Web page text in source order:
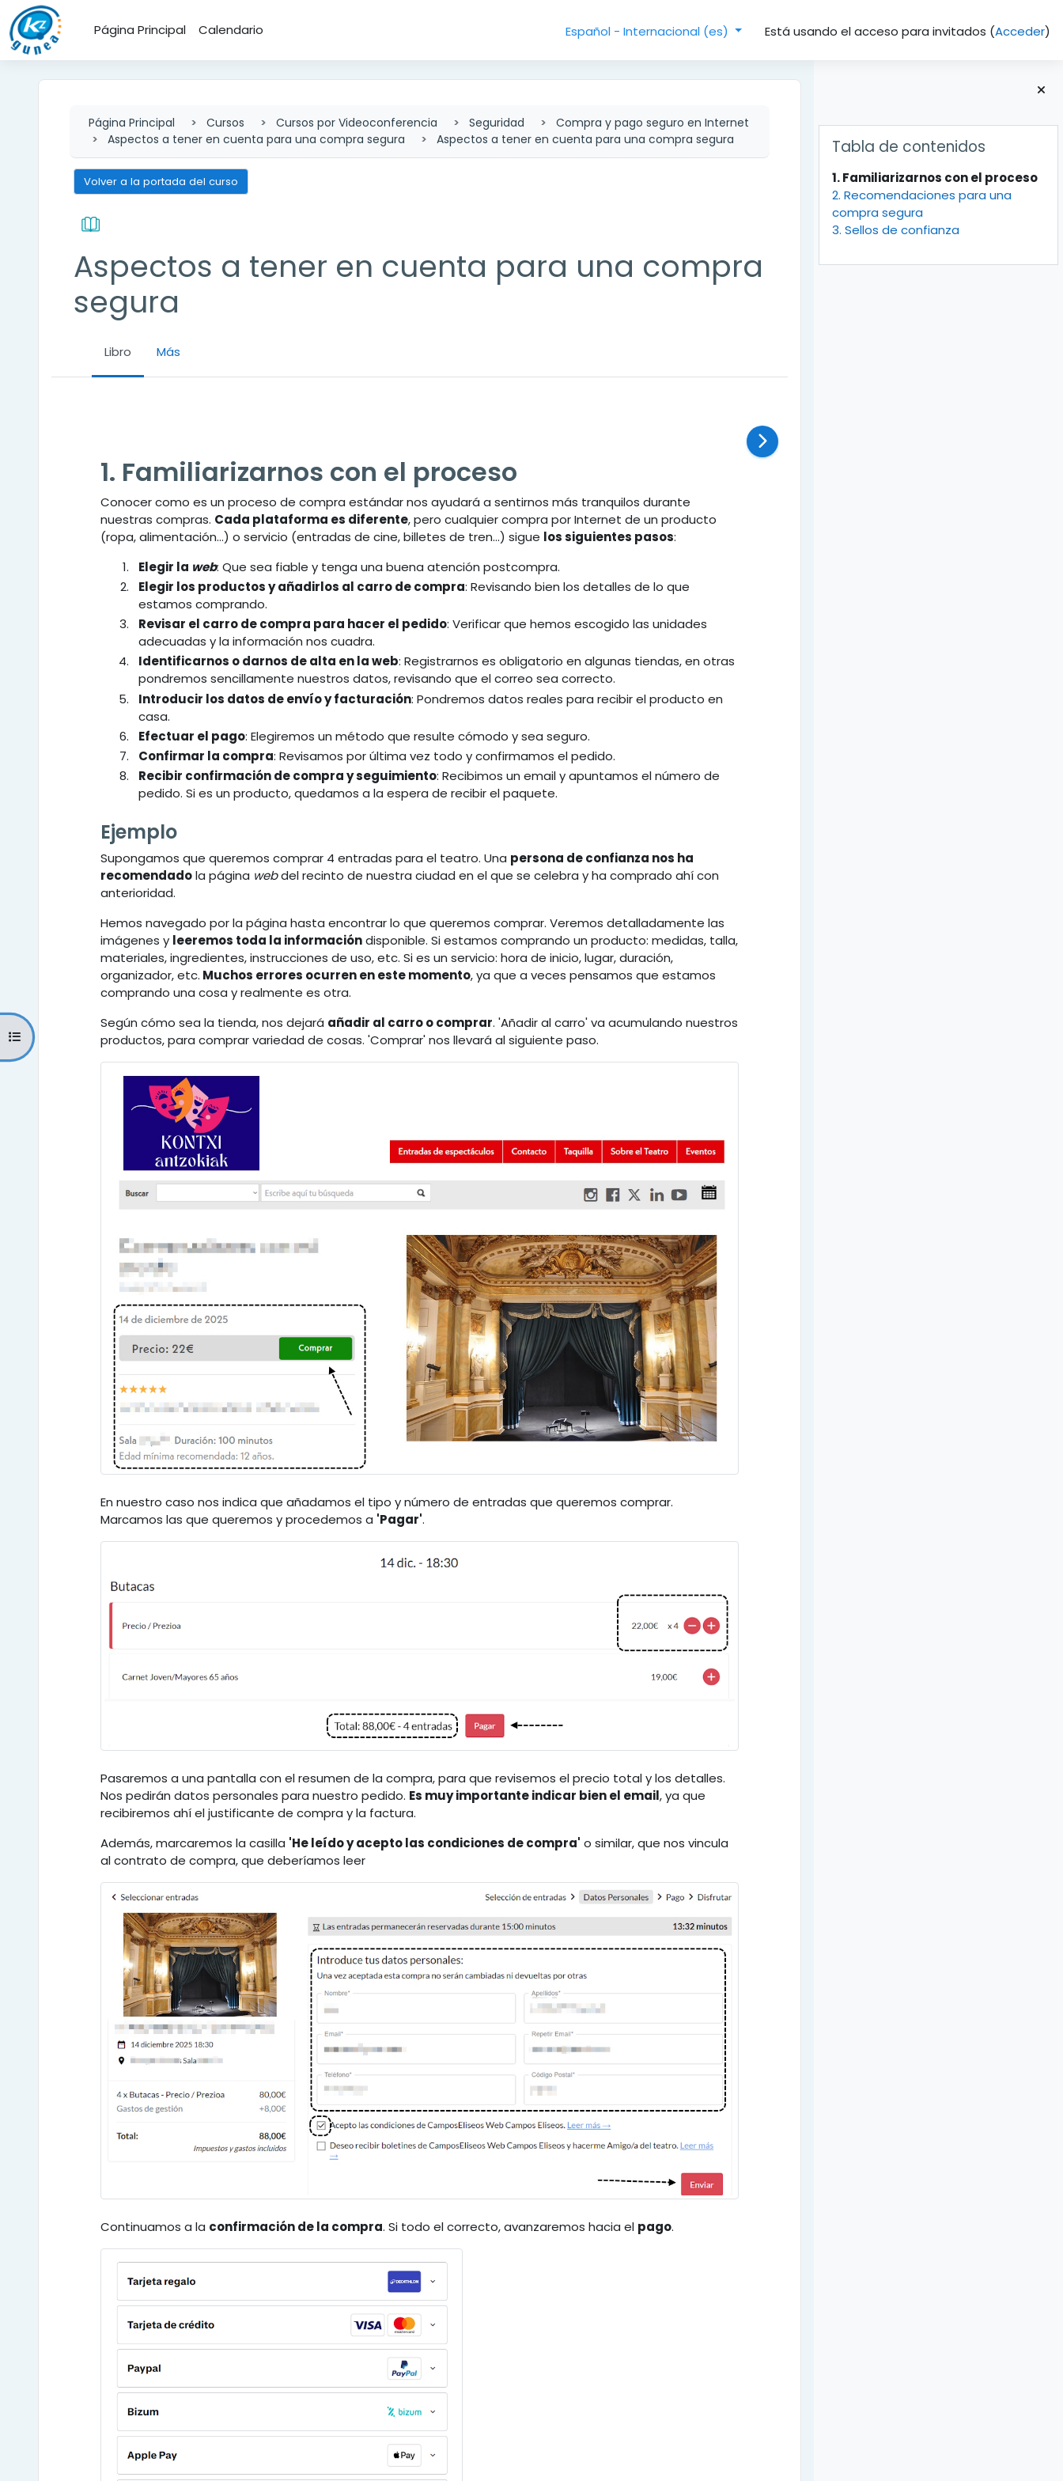
Salta al contenido principal
Página Principal
Calendario Español - Internacional ‎(es)‎ Está usando el acceso para invitados (Acceder)
Bloques
Tabla de contenidos
1. Familiarizarnos con el proceso
2. Recomendaciones para una
compra segura
3. Sellos de confianza
Abrir índice del curso
Página Principal Cursos Cursos por Videoconferencia Seguridad
Compra y pago seguro en Internet
Aspectos a tener en cuenta para una compra segura
Aspectos a tener en cuenta para una compra segura
Volver a la portada del curso
Aspectos a tener en cuenta para una compra
segura
Libro Más
1. Familiarizarnos con el proceso
Conocer como es un proceso de compra estándar nos ayudará a sentirnos más tranquilos durante
nuestras compras. Cada plataforma es diferente, pero cualquier compra por Internet de un producto
(ropa, alimentación...) o servicio (entradas de cine, billetes de tren...) sigue los siguientes pasos:
Elegir la web: Que sea fiable y tenga una buena atención postcompra.
Elegir los productos y añadirlos al carro de compra: Revisando bien los detalles de lo que
estamos comprando.
Revisar el carro de compra para hacer el pedido: Verificar que hemos escogido las unidades
adecuadas y la información nos cuadra.
Identificarnos o darnos de alta en la web: Registrarnos es obligatorio en algunas tiendas, en otras
pondremos sencillamente nuestros datos, revisando que el correo sea correcto.
Introducir los datos de envío y facturación: Pondremos datos reales para recibir el producto en
casa.
Efectuar el pago: Elegiremos un método que resulte cómodo y sea seguro.
Confirmar la compra: Revisamos por última vez todo y confirmamos el pedido.
Recibir confirmación de compra y seguimiento: Recibimos un email y apuntamos el número de
pedido. Si es un producto, quedamos a la espera de recibir el paquete.
Ejemplo
Supongamos que queremos comprar 4 entradas para el teatro. Una persona de confianza nos ha
recomendadola página webdel recinto de nuestra ciudad en el que se celebra y ha comprado ahí con
anterioridad.
Hemos navegado por la página hasta encontrar lo que queremos comprar. Veremos detalladamente las
imágenes y leeremos toda la informacióndisponible. Si estamos comprando un producto: medidas, talla,
materiales, ingredientes, instrucciones de uso, etc. Si es un servicio: hora de inicio, lugar, duración,
organizador, etc. Muchos errores ocurren en este momento, ya que a veces pensamos que estamos
comprando una cosa y realmente es otra.
Según cómo sea la tienda, nos dejará añadir al carro o comprar. 'Añadir al carro' va acumulando nuestros
productos, para comprar variedad de cosas. 'Comprar' nos llevará al siguiente paso.
En nuestro caso nos indica que añadamos el tipo y número de entradas que queremos comprar.
Marcamos las que queremos y procedemos a 'Pagar'.
Pasaremos a una pantalla con el resumen de la compra, para que revisemos el precio total y los detalles.
Nos pedirán datos personales para nuestro pedido. Es muy importante indicar bien el email, ya que
recibiremos ahí el justificante de compra y la factura.
Además, marcaremos la casilla 'He leído y acepto las condiciones de compra' o similar, que nos vincula
al contrato de compra, que deberíamos leer
Continuamos a la confirmación de la compra. Si todo el correcto, avanzaremos hacia el pago.